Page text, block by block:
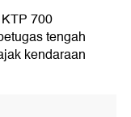
700
tengah
kendaraan